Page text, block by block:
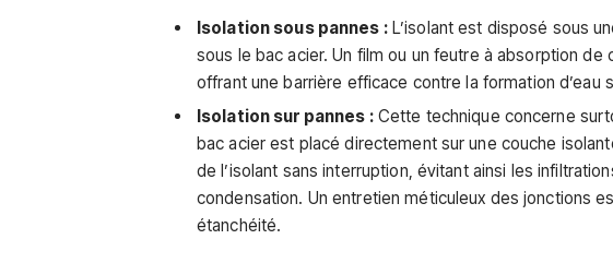
Isolation sous pannes :L’isolant est disposé sous
sous le bac acier. Un film ou un feutre à absorption de
offrant une barrière efficace contre la formation d’eau
Isolation sur pannes :Cette technique concerne
bac acier est placé directement sur une couche
de l’isolant sans interruption, évitant ainsi les
condensation. Un entretien méticuleux des jonctions
étanchéité.